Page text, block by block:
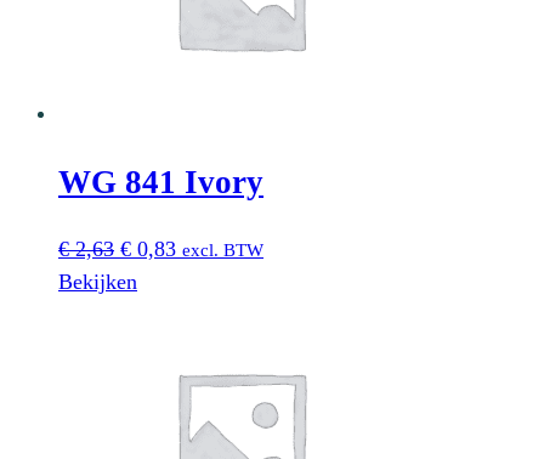
WG 841 Ivory
€2,63 Oorspronkelijke
prijs
€ 0,83Huidige
excl. BTW
Bekijken